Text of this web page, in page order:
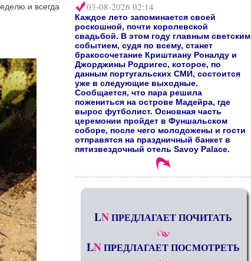
и всегда
03-08-2026 02:14
Каждое лето запоминается своей
роскошной, почти королевской
свадьбой. В этом году главным светским
событием, судя по всему, станет
бракосочетание Криштиану Роналду и
Джорджины Родригес, которое, по
данным португальских СМИ, состоится
уже в следующие выходные.
Сообщается, что пара решила
пожениться на острове Мадейра, где
вырос футболист. Основная часть
церемонии пройдет в Фуншальском
соборе, после чего молодожены и гости
отправятся на праздничный банкет в
пятизвездочный отель Savoy Palace.
LNПРЕДЛАГАЕТ ПОЧИТАТЬ
LNПРЕДЛАГАЕТ ПОСМОТРЕТЬ